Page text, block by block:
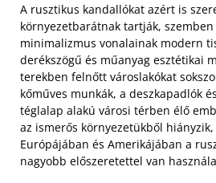
A rusztikus kandallókat azért is
környezetbarátnak tartják,
minimalizmus vonalainak modern
derékszögű és műanyag esztétikai
terekben felnőtt városlakókat
kőműves munkák, a deszkapadlók
téglalap alakú városi térben élő
az ismerős környezetükből
Európájában és Amerikájában a
nagyobb előszeretettel van